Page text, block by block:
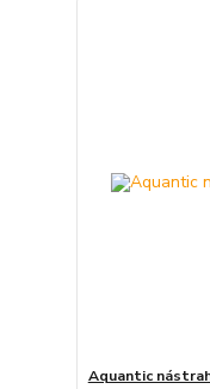
Aquantic